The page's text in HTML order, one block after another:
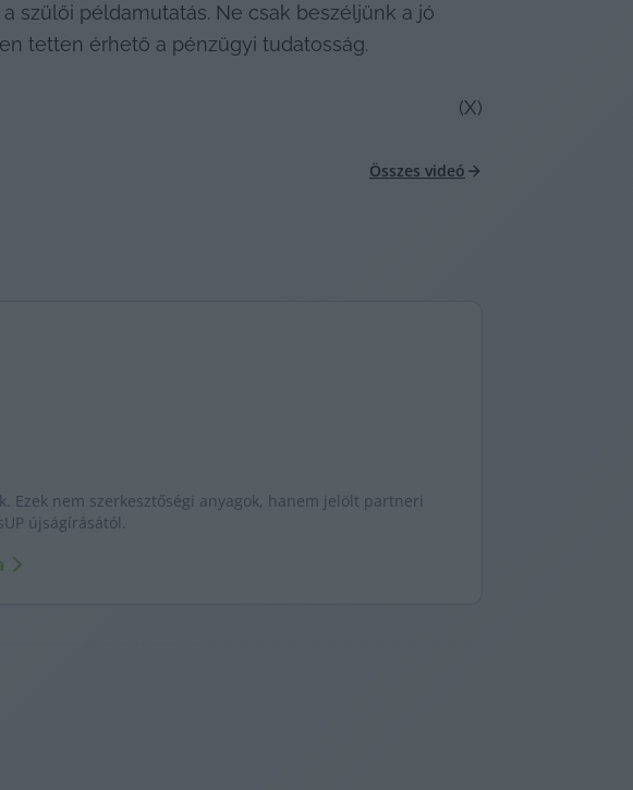
szülői példamutatás. Ne csak beszéljünk a jó
tetten érhető a pénzügyi tudatosság.
(X)
Összes videó
Ezek nem szerkesztőségi anyagok, hanem jelölt partneri
újságírásától.